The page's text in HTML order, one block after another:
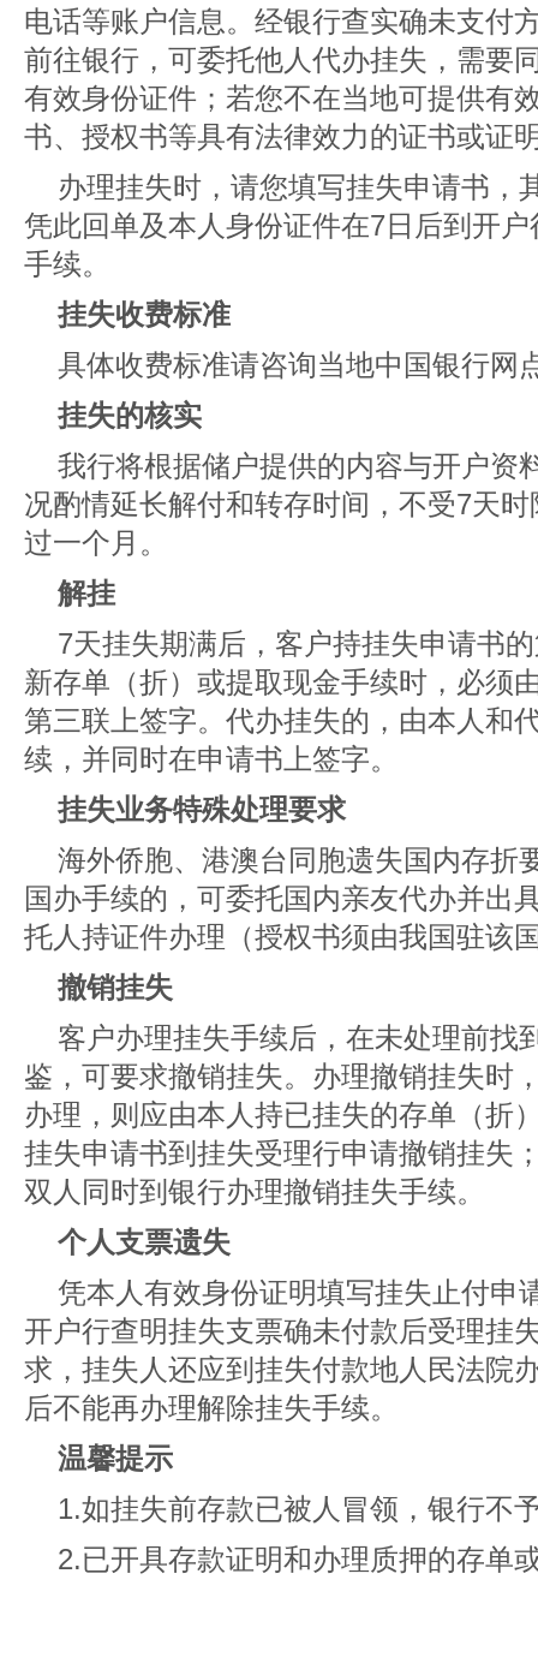
电话等账户信息。经银行查实确未支付
前往银行，可委托他人代办挂失，需要
有效身份证件；若您不在当地可提供有
书、授权书等具有法律效力的证书或证
办理挂失时，请您填写挂失申请书，
凭此回单及本人身份证件在7日后到开
手续。
挂失收费标准
具体收费标准请咨询当地中国银行网
挂失的核实
我行将根据储户提供的内容与开户资
况酌情延长解付和转存时间，不受7天
过一个月。
解挂
7天挂失期满后，客户持挂失申请书
新存单（折）或提取现金手续时，必须
第三联上签字。代办挂失的，由本人和
续，并同时在申请书上签字。
挂失业务特殊处理要求
海外侨胞、港澳台同胞遗失国内存折
国办手续的，可委托国内亲友代办并出
托人持证件办理（授权书须由我国驻该
撤销挂失
客户办理挂失手续后，在未处理前找
鉴，可要求撤销挂失。办理撤销挂失时
办理，则应由本人持已挂失的存单（折
挂失申请书到挂失受理行申请撤销挂失
双人同时到银行办理撤销挂失手续。
个人支票遗失
凭本人有效身份证明填写挂失止付申
开户行查明挂失支票确未付款后受理挂
求，挂失人还应到挂失付款地人民法院
后不能再办理解除挂失手续。
温馨提示
1.如挂失前存款已被人冒领，银行不
2.已开具存款证明和办理质押的存单